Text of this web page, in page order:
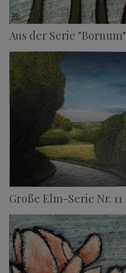
Aus der Serie "Bornum"
Große Elm-Serie Nr. 11